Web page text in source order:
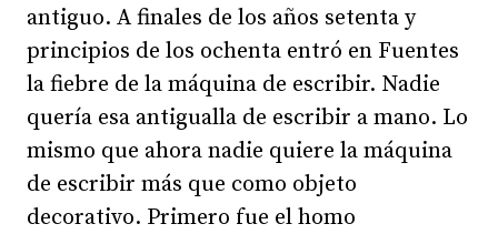
antiguo. A finales de los años setenta y
principios de los ochenta entró en Fuentes
la fiebre de la máquina de escribir. Nadie
quería esa antigualla de escribir a mano. Lo
mismo que ahora nadie quiere la máquina
de escribir más que como objeto
decorativo. Primero fue el homo